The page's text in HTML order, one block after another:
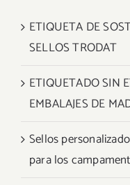
ETIQUETA DE
SELLOS TRODAT
ETIQUETADO SIN
EMBALAJES DE
Sellos
para los